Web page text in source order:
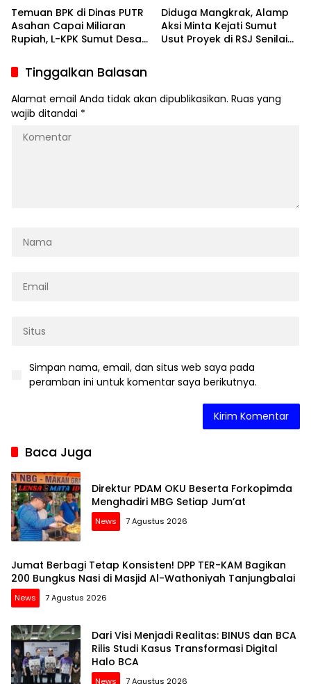
Temuan BPK di Dinas PUTR
Asahan Capai Miliaran
Rupiah, L-KPK Sumut Desak
Diduga Mangkrak, Alamp
Aksi Minta Kejati Sumut
Usut Proyek di RSJ Senilai
Tinggalkan Balasan
Alamat email Anda tidak akan dipublikasikan. Ruas yang
wajib ditandai *
Simpan nama, email, dan situs web saya pada
peramban ini untuk komentar saya berikutnya.
Baca Juga
Direktur PDAM OKU Beserta Forkopimda
Menghadiri MBG Setiap Jum’at
News 7 Agustus 2026
Jumat Berbagi Tetap Konsisten! DPP TER-KAM Bagikan
200 Bungkus Nasi di Masjid Al-Wathoniyah Tanjungbalai
News 7 Agustus 2026
Dari Visi Menjadi Realitas: BINUS dan BCA
Rilis Studi Kasus Transformasi Digital
Halo BCA
News 7 Agustus 2026